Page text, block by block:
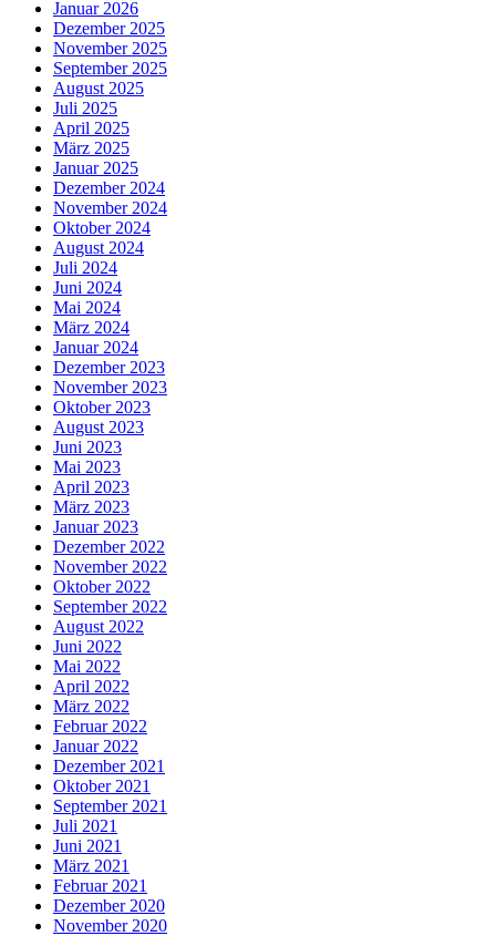
Januar 2026
Dezember 2025
November 2025
September 2025
August 2025
Juli 2025
April 2025
März 2025
Januar 2025
Dezember 2024
November 2024
Oktober 2024
August 2024
Juli 2024
Juni 2024
Mai 2024
März 2024
Januar 2024
Dezember 2023
November 2023
Oktober 2023
August 2023
Juni 2023
Mai 2023
April 2023
März 2023
Januar 2023
Dezember 2022
November 2022
Oktober 2022
September 2022
August 2022
Juni 2022
Mai 2022
April 2022
März 2022
Februar 2022
Januar 2022
Dezember 2021
Oktober 2021
September 2021
Juli 2021
Juni 2021
März 2021
Februar 2021
Dezember 2020
November 2020